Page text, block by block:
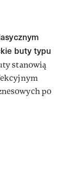
buty typu
stanowią
po